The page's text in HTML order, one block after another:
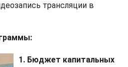
трансляции в
1. Бюджет капитальных